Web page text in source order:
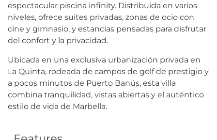
espectacular piscina infinity. Distribuida en varios
niveles, ofrece suites privadas, zonas de ocio con
cine y gimnasio, y estancias pensadas para disfrutar
del confort y la privacidad.
Ubicada en una exclusiva urbanización privada en
La Quinta, rodeada de campos de golf de prestigio y
a pocos minutos de Puerto Banús, esta villa
combina tranquilidad, vistas abiertas y el auténtico
estilo de vida de Marbella.